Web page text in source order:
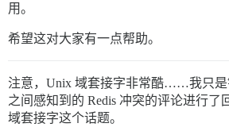
用。
希望这对大家有一点帮助。
注意，Unix 域套接字非常酷……我只是
之间感知到的 Redis 冲突的评论进行了
域套接字这个话题。